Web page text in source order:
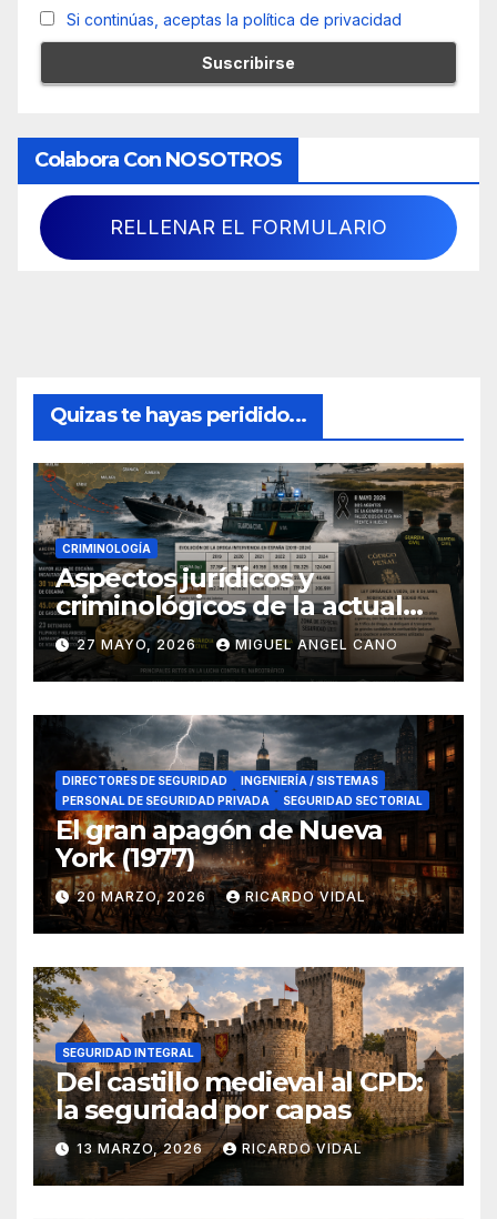
Si continúas, aceptas la política de privacidad
Colabora Con NOSOTROS
RELLENAR EL FORMULARIO
Quizas te hayas peridido...
CRIMINOLOGÍA
Aspectos jurídicos y
criminológicos de la actual
lucha contra el narcotráfico
en el sur de España
27 MAYO, 2026 MIGUEL ANGEL CANO
DIRECTORES DE SEGURIDAD
INGENIERÍA / SISTEMAS
PERSONAL DE SEGURIDAD PRIVADA
SEGURIDAD SECTORIAL
El gran apagón de Nueva
York (1977)
20 MARZO, 2026 RICARDO VIDAL
SEGURIDAD INTEGRAL
Del castillo medieval al CPD:
la seguridad por capas
13 MARZO, 2026 RICARDO VIDAL